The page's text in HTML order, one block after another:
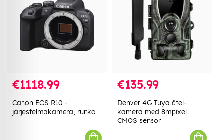
€1118.99
Canon EOS R10 -
järjestelmäkamera, runko
€135.99
Denver 4G Tuya åtel-
kamera med 8mpixel
CMOS sensor